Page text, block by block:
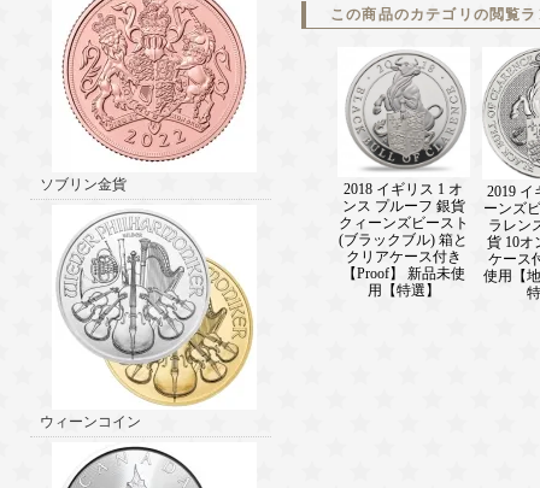
ソブリン金貨
ウィーンコイン
この商品のカテゴリの閲覧
2018 イギリス 1 オ
ンス プルーフ 銀貨
クィーンズビースト
(ブラックブル) 箱と
クリアケース付き
【Proof】 新品未使
用【特選】
2019 イ
ーンズ
ラレン
貨 10オ
ケース
使用【